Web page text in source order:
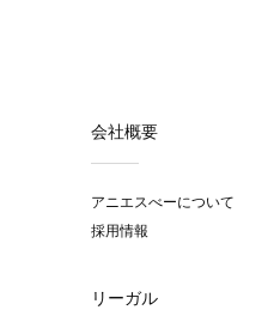
会社概要
アニエスべーについて
採用情報
リーガル